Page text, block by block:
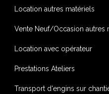
Location autres matériels
Vente Neuf/Occasion autres
Location avec opérateur
Prestations Ateliers
Transport d'engins sur